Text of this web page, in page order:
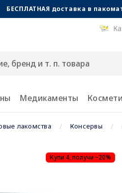
БЕСПЛАТНАЯ доставка в
Медикаменты
лакомства Консервы
Купи 4, получи −20%